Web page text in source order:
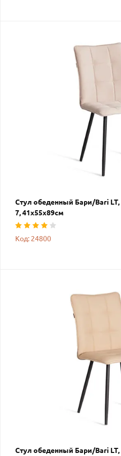
Стул обеденный Бари/Bari
7, 41х55х89см
Код: 24800
Стул обеденный Бари/Bari